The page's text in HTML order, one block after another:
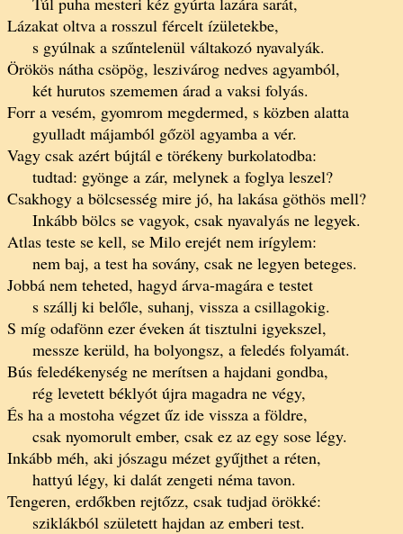
Lázakat oltva a rosszul fércelt ízületekbe,
s gyúlnak a szűntelenül váltakozó nyavalyák.
Örökös nátha csöpög, leszivárog nedves agyamból,
két hurutos szememen árad a vaksi folyás.
Forr a vesém, gyomrom megdermed, s közben alatta
gyulladt májamból gőzöl agyamba a vér.
Vagy csak azért bújtál e törékeny burkolatodba:
tudtad: gyönge a zár, melynek a foglya leszel?
Csakhogy a bölcsesség mire jó, ha lakása göthös mell?
Inkább bölcs se vagyok, csak nyavalyás ne legyek.
Atlas teste se kell, se Milo erejét nem irígylem:
nem baj, a test ha sovány, csak ne legyen beteges.
Jobbá nem teheted, hagyd árva-magára e testet
s szállj ki belőle, suhanj, vissza a csillagokig.
S míg odafönn ezer éveken át tisztulni igyekszel,
messze kerüld, ha bolyongsz, a feledés folyamát.
Bús feledékenység ne merítsen a hajdani gondba,
rég levetett béklyót újra magadra ne végy,
És ha a mostoha végzet űz ide vissza a földre,
csak nyomorult ember, csak ez az egy sose légy.
Inkább méh, aki jószagu mézet gyűjthet a réten,
hattyú légy, ki dalát zengeti néma tavon.
Tengeren, erdőkben rejtőzz, csak tudjad örökké:
sziklákból született hajdan az emberi test.